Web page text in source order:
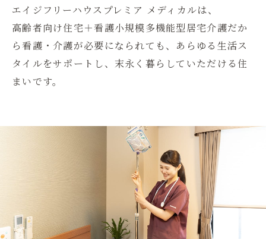
エイジフリーハウスプレミア メディカルは、
高齢者向け住宅＋看護小規模多機能型居宅介護だか
ら看護・介護が必要になられても、あらゆる生活ス
タイルをサポートし、末永く暮らしていただける住
まいです。